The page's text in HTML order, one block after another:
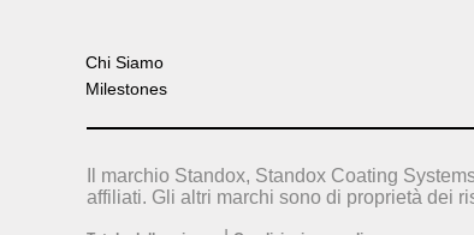
Chi Siamo
Milestones
Il marchio Standox, Standox Coating
affiliati. Gli altri marchi sono di proprietà dei